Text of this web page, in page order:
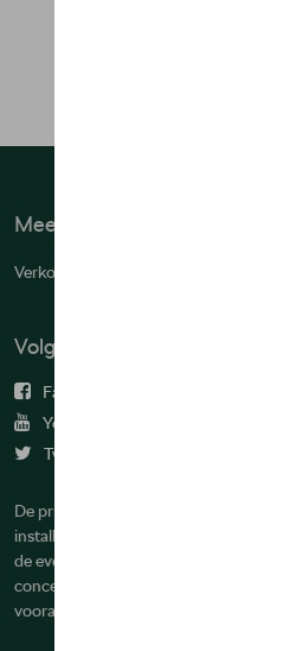
Meer info
Verkoopsvoorwaarden
Volg ons
Facebook
Youtube
Twitter
De prijzen op deze site zijn
installatiekosten. Voor meer informatie
de eventuele installatiekosten kunt u
concessiehouder / agent. De
voorafgaande kennisgeving worden